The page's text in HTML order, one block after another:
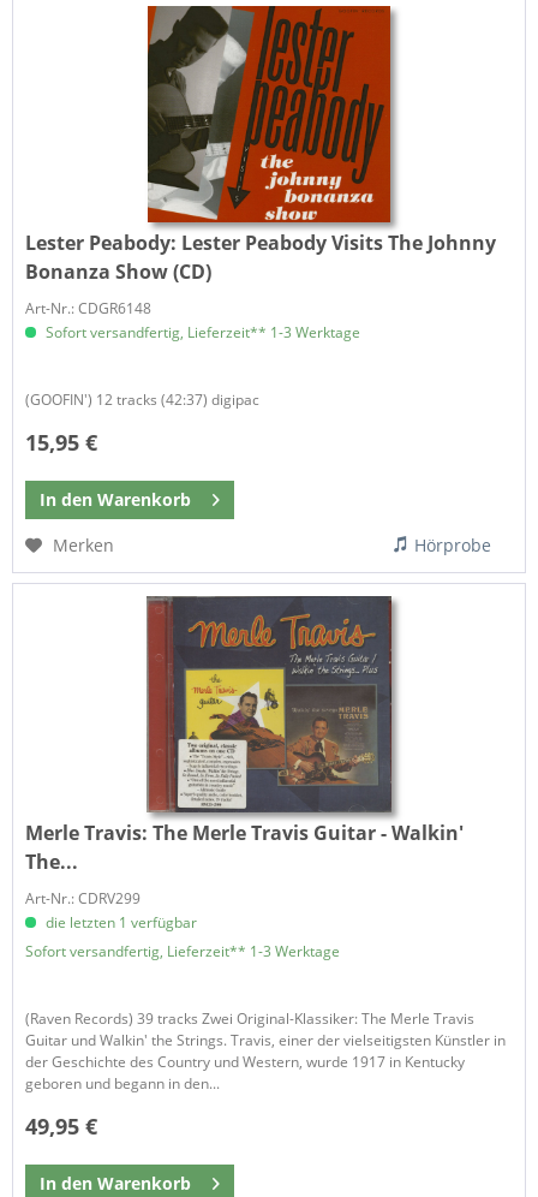
Lester Peabody: Lester Peabody Visits The Johnny
Bonanza Show (CD)
Art-Nr.: CDGR6148
Sofort versandfertig, Lieferzeit** 1-3 Werktage
(GOOFIN') 12 tracks (42:37) digipac
15,95 €
In den Warenkorb
Merken
Hörprobe
Merle Travis:The Merle Travis Guitar - Walkin'
The...
Art-Nr.: CDRV299
die letzten 1 verfügbar
Sofort versandfertig, Lieferzeit** 1-3 Werktage
(Raven Records) 39 tracks Zwei Original-Klassiker: The Merle Travis
Guitar und Walkin' the Strings. Travis, einer der vielseitigsten Künstler in
der Geschichte des Country und Western, wurde 1917 in Kentucky
geboren und begann in den...
49,95 €
In den Warenkorb